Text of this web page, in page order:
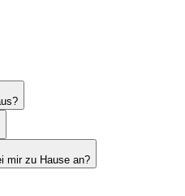
mir zu Hause an?